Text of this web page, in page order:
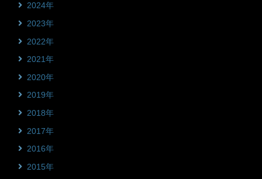
2024年
2023年
2022年
2021年
2020年
2019年
2018年
2017年
2016年
2015年